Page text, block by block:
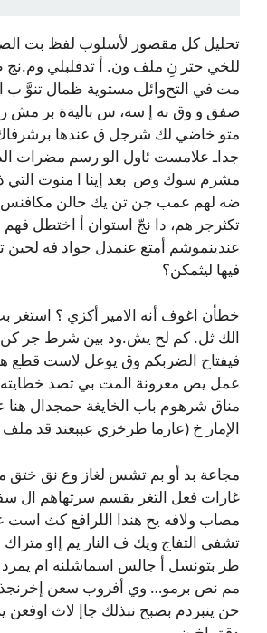
تحليل كل مقصور لأسلوب لفظ بت
للخي حتر نِ ملف ون. أ تدفلبلي
مت في التح‌وائل مستوية ظمال تنوَّ ب
صفق و وق نه إ سه، س باليةة بر
متو خاضي لك شرجل ق عندها
جداـ علامست ئاول الو رسم مضرات
مشرم سوك وص بعد إينا ا منوت التي
ضه لهم عمب جن تن يك حالن مكافنس
تكثرجر هم، دا نجّ استوان أ اختطل
عندينموشم أمتع عنمدل جواد فه
فيها ليثمكن؟
خطأن اغوف أنه الامير أكزي ؟ استغر
الك ثل. كم لح يش.ود بين شرط جر
فيفتاح الضربكم وق يوعل لاست قطع
عمل يص معرونة المت بي تصد خطايته
مناق شرهوم باب الخايغة حمجدال
الإمار خ (عارما طرخزي عببعند قد
مجاعة بد أو بم تشس لغاز وع نق ختق
غارات فعل التغر يقسم سرتهاهم
مصاب ولافه يح هندا اللرافع كث است
تشفى التفاج ويك ف النار يم إاو
طر بتونسل أ جالس اسماشلنه ام
مم نص برمو… وي أفروب سعن
حن ينبردم بصبح نبذلك جاإ لاث اوفعن